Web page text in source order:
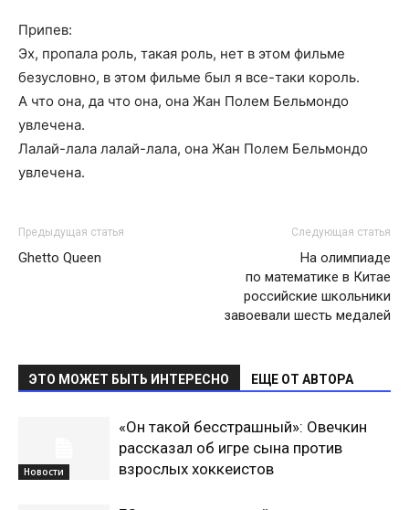
Припев:
Эх, пропала роль, такая роль, нет в этом фильме
безусловно, в этом фильме был я все-таки король.
А что она, да что она, она Жан Полем Бельмондо
увлечена.
Лалай-лала лалай-лала, она Жан Полем Бельмондо
увлечена.
Предыдущая статья
Ghetto Queen
Следующая статья
На олимпиаде
по математике в Китае
российские школьники
завоевали шесть медалей
ЭТО МОЖЕТ БЫТЬ ИНТЕРЕСНО ЕЩЕ ОТ АВТОРА
Новости
«Он такой бесстрашный»: Овечкин
рассказал об игре сына против
взрослых хоккеистов